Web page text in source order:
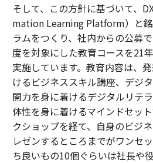
そして、この方針に基づいて、
mation Learning Platform）と
ラムをつくり、社内からの公募
度を対象にした教育コースを21
実施しています。教育内容は、
けるビジネススキル講座、デジ
開力を身に着けるデジタルリテ
体性を身に着けるマインドセッ
クショップを経て、自身のビジ
レゼンするところまでがワンセ
ち良いもの10個ぐらいは社長や